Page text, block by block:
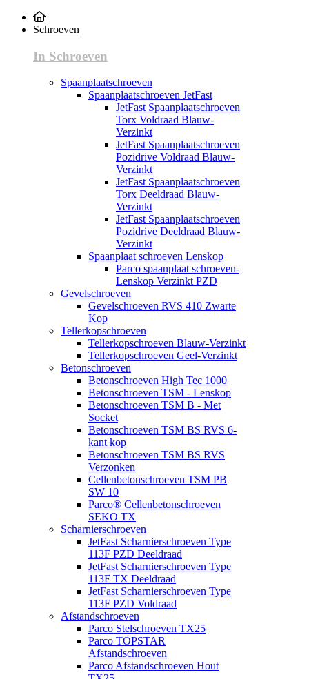
Schroeven
In Schroeven
Spaanplaatschroeven
Spaanplaatschroeven JetFast
JetFast Spaanplaatschroeven
Torx Voldraad Blauw-
Verzinkt
JetFast Spaanplaatschroeven
Pozidrive Voldraad Blauw-
Verzinkt
JetFast Spaanplaatschroeven
Torx Deeldraad Blauw-
Verzinkt
JetFast Spaanplaatschroeven
Pozidrive Deeldraad Blauw-
Verzinkt
Spaanplaat schroeven Lenskop
Parco spaanplaat schroeven-
Lenskop Verzinkt PZD
Gevelschroeven
Gevelschroeven RVS 410 Zwarte
Kop
Tellerkopschroeven
Tellerkopschroeven Blauw-Verzinkt
Tellerkopschroeven Geel-Verzinkt
Betonschroeven
Betonschroeven High Tec 1000
Betonschroeven TSM - Lenskop
Betonschroeven TSM B - Met
Socket
Betonschroeven TSM BS RVS 6-
kant kop
Betonschroeven TSM BS RVS
Verzonken
Cellenbetonschroeven TSM PB
SW 10
Parco® Cellenbetonschroeven
SEKO TX
Scharnierschroeven
JetFast Scharnierschroeven Type
113F PZD Deeldraad
JetFast Scharnierschroeven Type
113F TX Deeldraad
JetFast Scharnierschroeven Type
113F PZD Voldraad
Afstandschroeven
Parco Stelschroeven TX25
Parco TOPSTAR
Afstandschroeven
Parco Afstandschroeven Hout